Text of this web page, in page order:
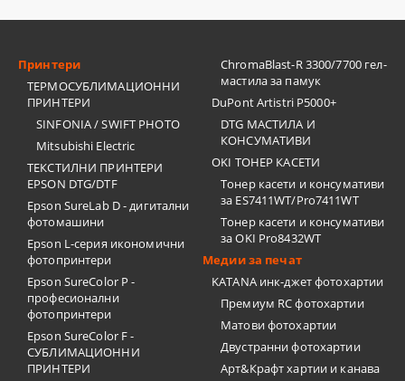
Принтери
ТЕРМОСУБЛИМАЦИОННИ
ПРИНТЕРИ
SINFONIA / SWIFT PHOTO
Mitsubishi Electric
ТЕКСТИЛНИ ПРИНТЕРИ
EPSON DTG/DTF
Epson SureLab D - дигитални
фотомашини
Epson L-серия икономични
фотопринтери
Epson SureColor P -
професионални
фотопринтери
Epson SureColor F -
СУБЛИМАЦИОННИ
ПРИНТЕРИ
ChromaBlast-R 3300/7700 гел-
мастила за памук
DuPont Artistri P5000+
DTG МАСТИЛА И
КОНСУМАТИВИ
OKI ТОНЕР КАСЕТИ
Тонер касети и консумативи
за ES7411WT/Pro7411WT
Тонер касети и консумативи
за OKI Pro8432WT
Медии за печат
KATANA инк-джет фотохартии
Премиум RC фотохартии
Матови фотохартии
Двустранни фотохартии
Арт&Крафт хартии и канава